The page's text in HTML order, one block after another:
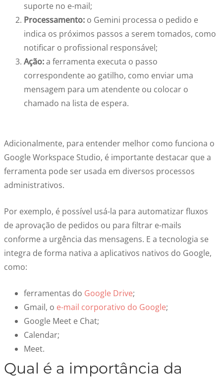
suporte no e-mail;
Processamento: o Gemini processa o pedido e
indica os próximos passos a serem tomados, como
notificar o profissional responsável;
Ação:a ferramenta executa o passo
correspondente ao gatilho, como enviar uma
mensagem para um atendente ou colocar o
chamado na lista de espera.
Adicionalmente, para entender melhor como funciona o
Google Workspace Studio, é importante destacar que a
ferramenta pode ser usada em diversos processos
administrativos.
Por exemplo, é possível usá-la para automatizar fluxos
de aprovação de pedidos ou para filtrar e-mails
conforme a urgência das mensagens. E a tecnologia se
integra de forma nativa a aplicativos nativos do Google,
como:
ferramentas do Google Drive;
Gmail, o e-mail corporativo do Google;
Google Meet e Chat;
Calendar;
Meet.
Qual é a importância da